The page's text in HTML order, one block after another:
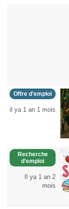
Offre d'emploi
il ya 1 an 1 mois
Recherche
d'emploi
Il ya 1 an 2
mois